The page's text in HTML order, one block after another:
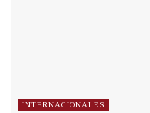
INTERNACIONALES